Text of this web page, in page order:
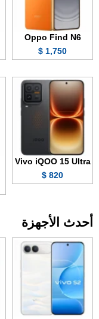
Oppo Find N6
1,750 $
Vivo iQOO 15 Ultra
820 $
أحدث الأجهزة